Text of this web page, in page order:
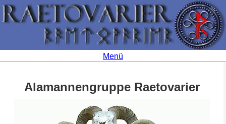
Menü
Alamannengruppe Raetovarier